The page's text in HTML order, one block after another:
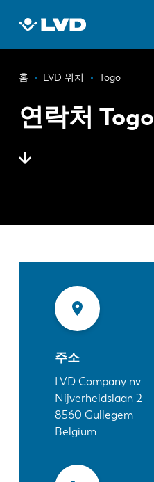
이
동
경
로
홈 LVD 위치 Togo
연락처 Togo
주소
LVD Company nv
Nijverheidslaan 2
8560 Gullegem
Belgium
레이저 커팅 머신
프레스 브레이크
펀치 프레스
소프트웨어
LVD 정보
LVD를발견하다
고객 사례
리소스 센터
산업 및 솔루션